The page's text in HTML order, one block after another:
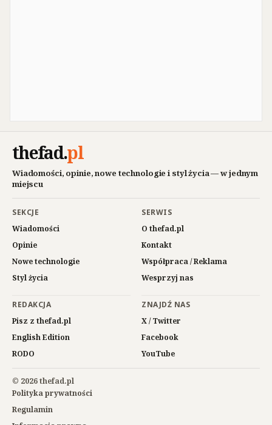
thefad.pl
Wiadomości, opinie, nowe technologie i styl życia — w jednym
miejscu
SEKCJE
Wiadomości
Opinie
Nowe technologie
Styl życia
SERWIS
O thefad.pl
Kontakt
Współpraca / Reklama
Wesprzyj nas
REDAKCJA
Pisz z thefad.pl
English Edition
RODO
ZNAJDŹ NAS
X / Twitter
Facebook
YouTube
© 2026 thefad.pl
Polityka prywatności
Regulamin